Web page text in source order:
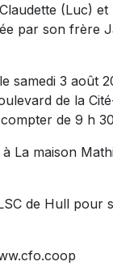
(Luc)
par son frère
samedi 3 août
de la
de 9 h
La maison
de Hull pour